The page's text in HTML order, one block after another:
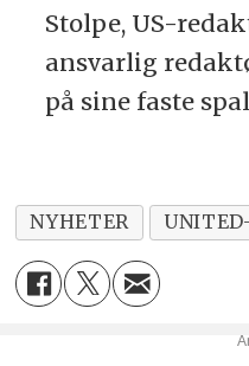
Stolpe, US-
ansvarlig
på sine faste
NYHETER